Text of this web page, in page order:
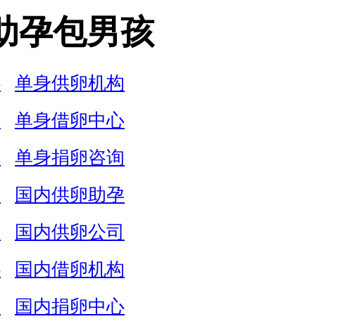
孕包男孩
单身供卵机构
单身借卵中心
单身捐卵咨询
国内供卵助孕
国内供卵公司
国内借卵机构
国内捐卵中心